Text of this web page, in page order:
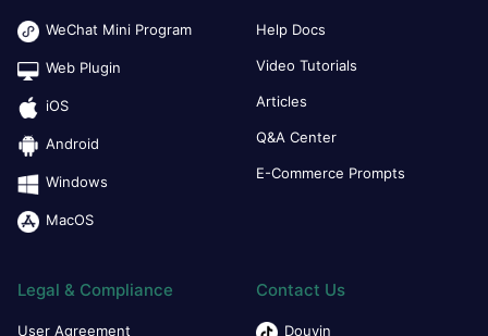
WeChat Mini Program
Web Plugin
iOS
Android
Windows
MacOS
Help Docs
Video Tutorials
Articles
Q&A Center
E-Commerce Prompts
Legal & Compliance
User Agreement
Contact Us
Douyin